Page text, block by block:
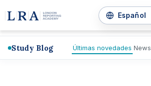
Study Blog Últimas novedades News